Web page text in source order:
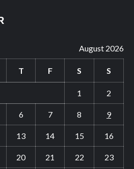
August 2026
T F S S
1 2
6 7 8 9
13 14 15 16
20 21 22 23